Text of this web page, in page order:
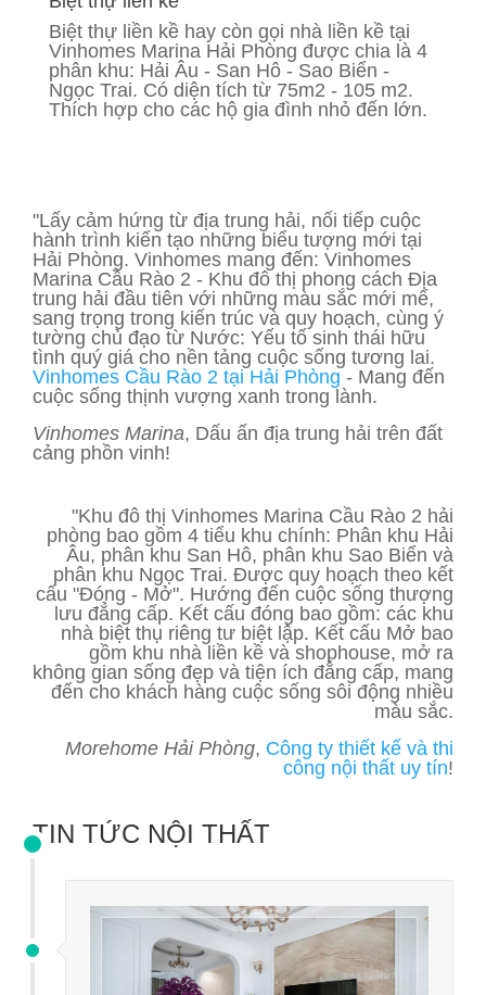
Biệt thự liền kề hay còn gọi nhà liền kề tại
Vinhomes Marina Hải Phòng được chia là 4
phân khu: Hải Âu - San Hô - Sao Biển -
Ngọc Trai. Có diện tích từ 75m2 - 105 m2.
Thích hợp cho các hộ gia đình nhỏ đến lớn.
"Lấy cảm hứng từ địa trung hải, nối tiếp cuộc
hành trình kiến tạo những biểu tượng mới tại
Hải Phòng. Vinhomes mang đến: Vinhomes
Marina Cầu Rào 2 - Khu đô thị phong cách Địa
trung hải đầu tiên với những màu sắc mới mể,
sang trọng trong kiến trúc và quy hoạch, cùng ý
tường chủ đạo từ Nước: Yếu tố sinh thái hữu
tình quý giá cho nền tảng cuộc sống tương lai.
Vinhomes Cầu Rào 2 tại Hải Phòng - Mang đến
cuộc sống thịnh vượng xanh trong lành.
Vinhomes Marina, Dấu ấn địa trung hải trên đất
cảng phồn vinh!
"Khu đô thị Vinhomes Marina Cầu Rào 2 hải
phòng bao gồm 4 tiểu khu chính: Phân khu Hải
Âu, phân khu San Hô, phân khu Sao Biển và
phân khu Ngọc Trai. Được quy hoạch theo kết
cấu "Đóng - Mở". Hướng đến cuộc sống thượng
lưu đẳng cấp. Kết cấu đóng bao gồm: các khu
nhà biệt thụ riêng tư biệt lập. Kết cấu Mở bao
gồm khu nhà liền kề và shophouse, mở ra
không gian sống đẹp và tiện ích đẳng cấp, mang
đến cho khách hàng cuộc sống sôi động nhiều
màu sắc.
Morehome Hải Phòng, Công ty thiết kế và thi
công nội thất uy tín!
TIN TỨC NỘI THẤT